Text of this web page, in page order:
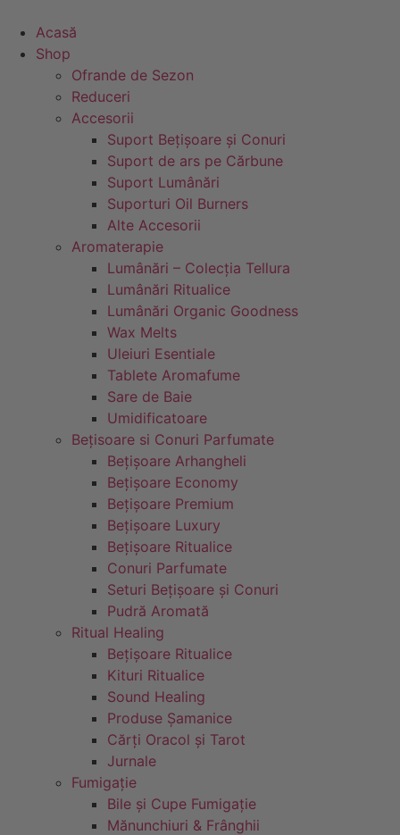
conținut
Acasă
Shop
Ofrande de Sezon
Reduceri
Accesorii
Suport Bețișoare și Conuri
Suport de ars pe Cărbune
Suport Lumânări
Suporturi Oil Burners
Alte Accesorii
Aromaterapie
Lumânări – Colecția Tellura
Lumânări Ritualice
Lumânări Organic Goodness
Wax Melts
Uleiuri Esentiale
Tablete Aromafume
Sare de Baie
Umidificatoare
Bețisoare si Conuri Parfumate
Bețișoare Arhangheli
Bețișoare Economy
Bețișoare Premium
Bețișoare Luxury
Bețișoare Ritualice
Conuri Parfumate
Seturi Bețișoare și Conuri
Pudră Aromată
Ritual Healing
Bețișoare Ritualice
Kituri Ritualice
Sound Healing
Produse Șamanice
Cărți Oracol și Tarot
Jurnale
Fumigație
Bile și Cupe Fumigație
Mănunchiuri & Frânghii